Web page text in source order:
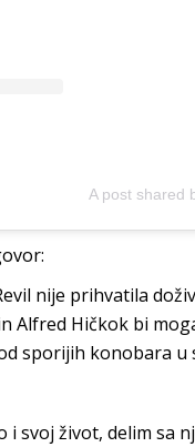
A post shared
nije prihvatila
Alfred Hičkok bi
sporijih konobara u
i svoj život, delim sa